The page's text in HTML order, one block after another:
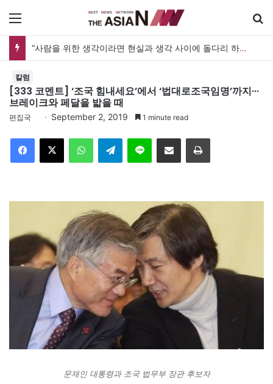
“사람을 위한 생각이라면 현실과 생각 사이에 돌다리 하나는 놓아야 하지 않을까”
칼럼
[333 코멘트] ‘조국 힘내세요’에서 ‘법대로조국임명’까지···
브레이크와 페달을 밟을 때
편집국 September 2, 2019 1 minute read
Telegram 이메일
문재인 대통령과 조국 법무부 장관 후보자